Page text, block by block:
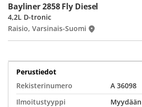
Bayliner 2858 Fly Diesel
4,2L D-tronic
Raisio, Varsinais-Suomi
Perustiedot
Rekisterinumero
A 36098
Ilmoitustyyppi
Myydään